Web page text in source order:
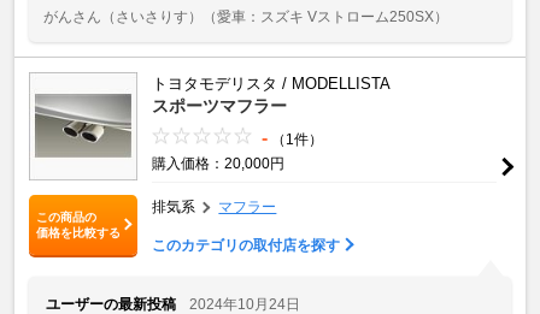
がんさん（さいさりす）
（愛車：スズキ Vストローム250SX）
この商品の
価格を比較する
トヨタモデリスタ / MODELLISTA
スポーツマフラー
-
（1件）
購入価格：20,000円
排気系 マフラー
このカテゴリの取付店を探す
ユーザーの最新投稿
2024年10月24日